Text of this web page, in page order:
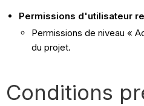
Permissions d'utilisateur
Permissions de niveau «
du projet.
Conditions